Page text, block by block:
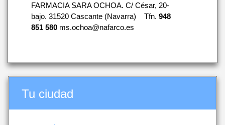
Tu ciudad
FARMACIA SARA OCHOA. C/ César, 20-
bajo. 31520 Cascante (Navarra) Tfn. 948
851 580 ms.ochoa@nafarco.es